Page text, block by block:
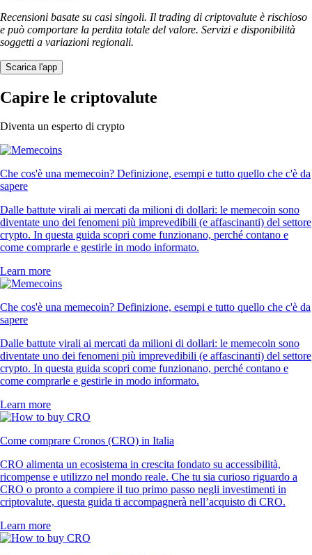
Recensioni basate su casi singoli. Il trading di criptovalute è rischioso
e può comportare la perdita totale del valore. Servizi e disponibilità
soggetti a variazioni regionali.
Scarica l'app
Capire le criptovalute
Diventa un esperto di crypto
Che cos'è una memecoin? Definizione, esempi e tutto quello che c'è da
sapere
Dalle battute virali ai mercati da milioni di dollari: le memecoin sono
diventate uno dei fenomeni più imprevedibili (e affascinanti) del settore
crypto. In questa guida scopri come funzionano, perché contano e
come comprarle e gestirle in modo informato.
Learn more
Che cos'è una memecoin? Definizione, esempi e tutto quello che c'è da
sapere
Dalle battute virali ai mercati da milioni di dollari: le memecoin sono
diventate uno dei fenomeni più imprevedibili (e affascinanti) del settore
crypto. In questa guida scopri come funzionano, perché contano e
come comprarle e gestirle in modo informato.
Learn more
Come comprare Cronos (CRO) in Italia
CRO alimenta un ecosistema in crescita fondato su accessibilità,
ricompense e utilizzo nel mondo reale. Che tu sia curioso riguardo a
CRO o pronto a compiere il tuo primo passo negli investimenti in
criptovalute, questa guida ti accompagnerà nell’acquisto di CRO.
Learn more